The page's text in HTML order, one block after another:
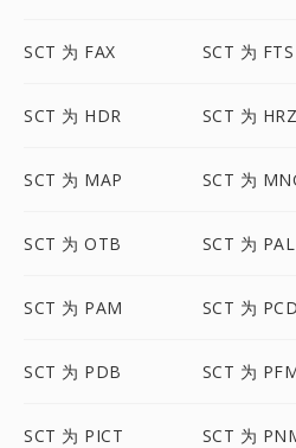
SCT 为 FAX SCT 为 FTS
SCT 为 HDR SCT 为 HRZ
SCT 为 MAP SCT 为
SCT 为 OTB SCT 为 PAL
SCT 为 PAM SCT 为 PCD
SCT 为 PDB SCT 为
SCT 为 PICT SCT 为